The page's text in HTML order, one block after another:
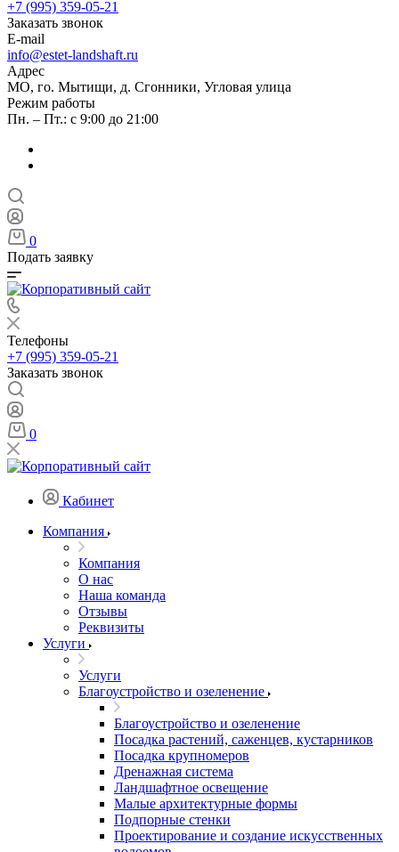
+7 (995) 359-05-21
Заказать звонок
E-mail
info@estet-landshaft.ru
Адрес
МО, го. Мытищи, д. Сгонники, Угловая улица
Режим работы
Пн. – Пт.: с 9:00 до 21:00
0
Подать заявку
Телефоны
+7 (995) 359-05-21
Заказать звонок
0
Кабинет
Компания
Компания
О нас
Наша команда
Отзывы
Реквизиты
Услуги
Услуги
Благоустройство и озеленение
Благоустройство и озеленение
Посадка растений, саженцев, кустарников
Посадка крупномеров
Дренажная система
Ландшафтное освещение
Малые архитектурные формы
Подпорные стенки
Проектирование и создание искусственных